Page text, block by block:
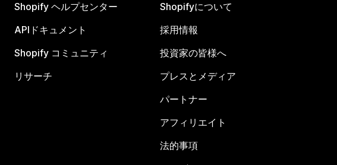
Shopify ヘルプセンター
APIドキュメント
Shopify コミュニティ
リサーチ
Shopifyについて
採用情報
投資家の皆様へ
プレスとメディア
パートナー
アフィリエイト
法的事項